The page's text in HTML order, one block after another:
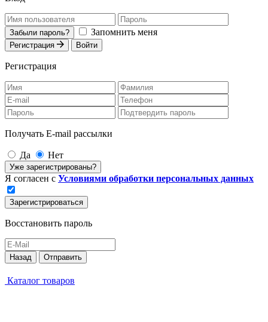
Забыли пароль? Запомнить меня
Регистрация Войти
Регистрация
Получать E-mail рассылки
Да Нет
Уже зарегистрированы?
Я согласен с Условиями обработки персональных данных
Зарегистрироваться
Восстановить пароль
Назад Отправить
Каталог товаров